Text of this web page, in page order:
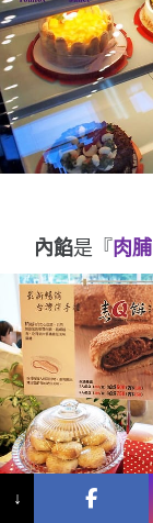
內餡是『肉
↓